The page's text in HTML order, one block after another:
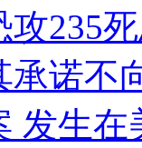
235
承诺不
发生在